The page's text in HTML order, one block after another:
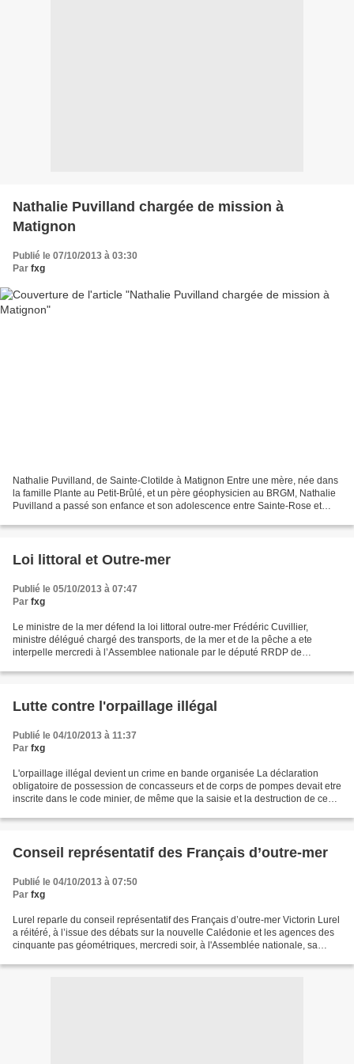
Nathalie Puvilland chargée de mission à
Matignon
Publié le 07/10/2013 à 03:30
Par fxg
Nathalie Puvilland, de Sainte-Clotilde à Matignon Entre une mère, née dans
la famille Plante au Petit-Brûlé, et un père géophysicien au BRGM, Nathalie
Puvilland a passé son enfance et son adolescence entre Sainte-Rose et
Loi littoral et Outre-mer
Publié le 05/10/2013 à 07:47
Par fxg
Le ministre de la mer défend la loi littoral outre-mer Frédéric Cuvillier,
ministre délégué chargé des transports, de la mer et de la pêche a ete
interpelle mercredi à l’Assemblee nationale par le député RRDP de
Lutte contre l'orpaillage illégal
Publié le 04/10/2013 à 11:37
Par fxg
L'orpaillage illégal devient un crime en bande organisée La déclaration
obligatoire de possession de concasseurs et de corps de pompes devait etre
inscrite dans le code minier, de même que la saisie et la destruction de ces
Conseil représentatif des Français d’outre-mer
Publié le 04/10/2013 à 07:50
Par fxg
Lurel reparle du conseil représentatif des Français d’outre-mer Victorin Lurel
a réitéré, à l’issue des débats sur la nouvelle Calédonie et les agences des
cinquante pas géométriques, mercredi soir, à l'Assemblée nationale, sa